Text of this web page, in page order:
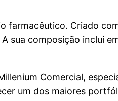
farmacêutico. Criado
sua composição inclui
Comercial,
um dos maiores